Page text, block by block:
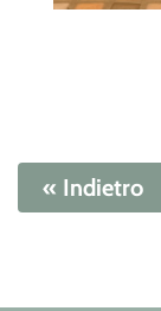
« Indietro